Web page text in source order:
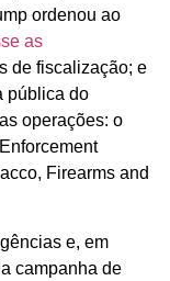
ordenou ao
as
de fiscalização; e
pública do
operações: o
Firearms and
e, em
campanha de